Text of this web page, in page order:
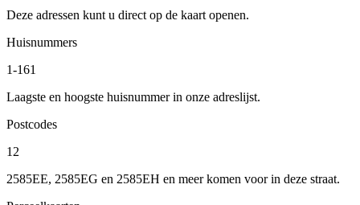
Deze adressen kunt u direct op de kaart openen.
Huisnummers
1-161
Laagste en hoogste huisnummer in onze adreslijst.
Postcodes
12
2585EE, 2585EG en 2585EH en meer komen voor in deze straat.